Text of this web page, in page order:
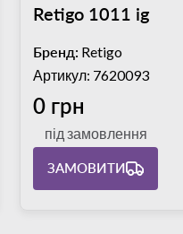
Retigo 1011 ig
Бренд: Retigo
Артикул: 7620093
0 грн
під замовлення
ЗАМОВИТИ